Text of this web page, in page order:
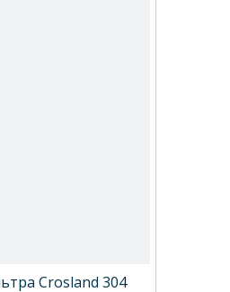
Crosland 304